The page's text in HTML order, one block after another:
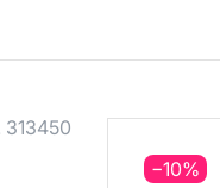
313450
−10%